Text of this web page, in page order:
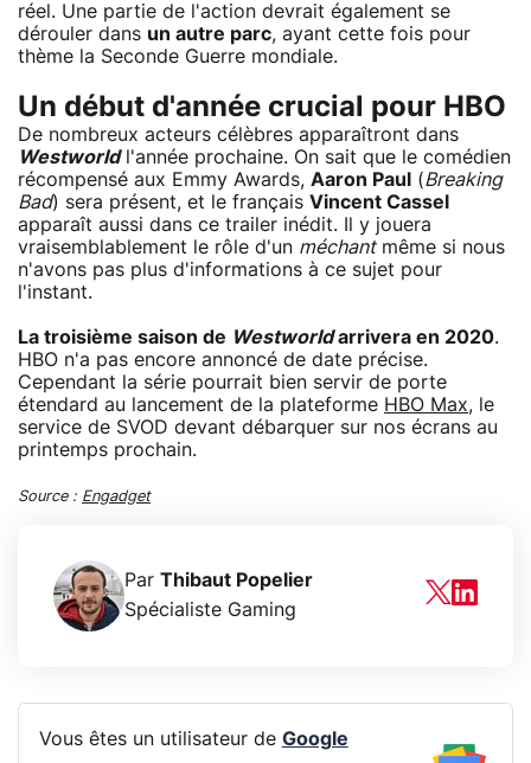
réel. Une partie de l'action devrait également se
dérouler dans un autre parc, ayant cette fois pour
thème la Seconde Guerre mondiale.
Un début d'année crucial pour HBO
De nombreux acteurs célèbres apparaîtront dans
Westworldl'année prochaine. On sait que le comédien
récompensé aux Emmy Awards, Aaron Paul (Breaking
Bad) sera présent, et le français Vincent Cassel
apparaît aussi dans ce trailer inédit. Il y jouera
vraisemblablement le rôle d'un méchantmême si nous
n'avons pas plus d'informations à ce sujet pour
l'instant.
La troisième saison de Westworldarrivera en 2020.
HBO n'a pas encore annoncé de date précise.
Cependant la série pourrait bien servir de porte
étendard au lancement de la plateforme HBO Max, le
service de SVOD devant débarquer sur nos écrans au
printemps prochain.
Source : Engadget
Par Thibaut Popelier
Spécialiste Gaming
Vous êtes un utilisateur de Google